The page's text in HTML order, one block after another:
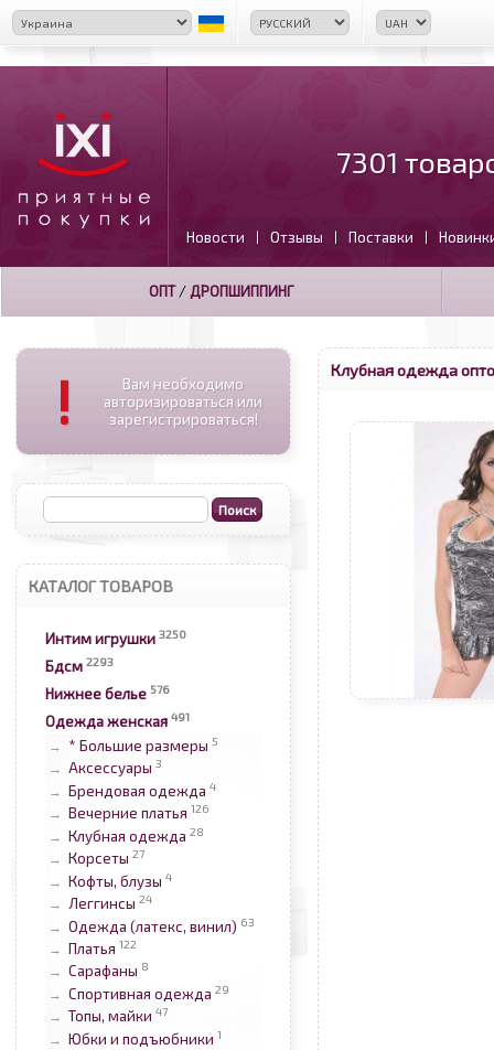
7301
Новости | Отзывы | Поставки |
ОПТ/ ДРОПШИППИНГ
!
Вам необходимо
авторизироваться или
зарегистрироваться!
КАТАЛОГ ТОВАРОВ
Интим игрушки 3250
Бдсм 2293
Нижнее белье 576
Одежда женская 491
→ * Большие размеры 5
→ Аксессуары 3
→ Брендовая одежда 4
→ Вечерние платья 126
→ Клубная одежда 28
→ Корсеты 27
→ Кофты, блузы 4
→ Леггинсы 24
→ Одежда (латекс, винил) 63
→ Платья 122
→ Сарафаны 8
→ Спортивная одежда 29
→ Топы, майки 47
→ Юбки и подъюбники 1
Клубная одежда